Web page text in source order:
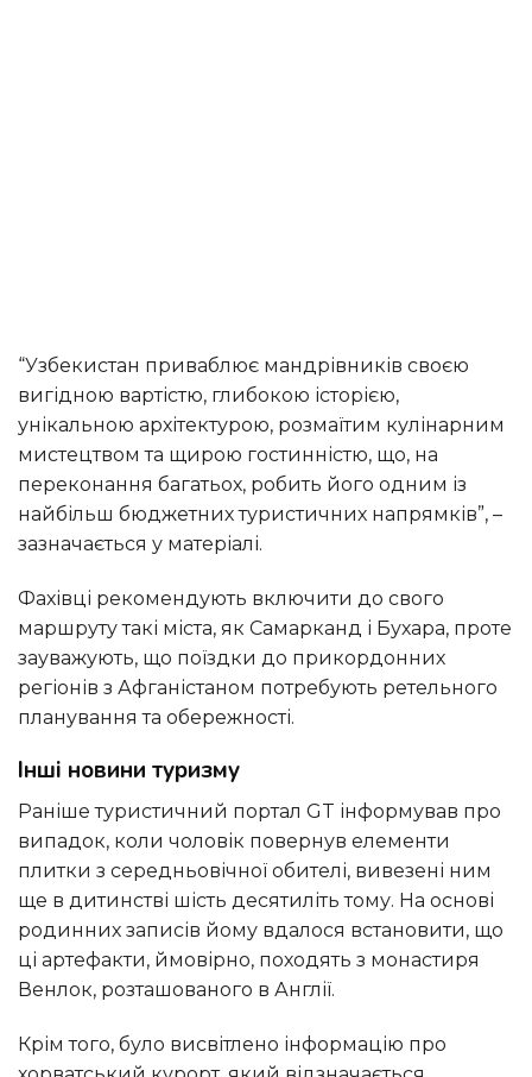
“Узбекистан приваблює мандрівників своєю
вигідною вартістю, глибокою історією,
унікальною архітектурою, розмаїтим кулінарним
мистецтвом та щирою гостинністю, що, на
переконання багатьох, робить його одним із
найбільш бюджетних туристичних напрямків”, –
зазначається у матеріалі.
Фахівці рекомендують включити до свого
маршруту такі міста, як Самарканд і Бухара, проте
зауважують, що поїздки до прикордонних
регіонів з Афганістаном потребують ретельного
планування та обережності.
Інші новини туризму
Раніше туристичний портал GT інформував про
випадок, коли чоловік повернув елементи
плитки з середньовічної обителі, вивезені ним
ще в дитинстві шість десятиліть тому. На основі
родинних записів йому вдалося встановити, що
ці артефакти, ймовірно, походять з монастиря
Венлок, розташованого в Англії.
Крім того, було висвітлено інформацію про